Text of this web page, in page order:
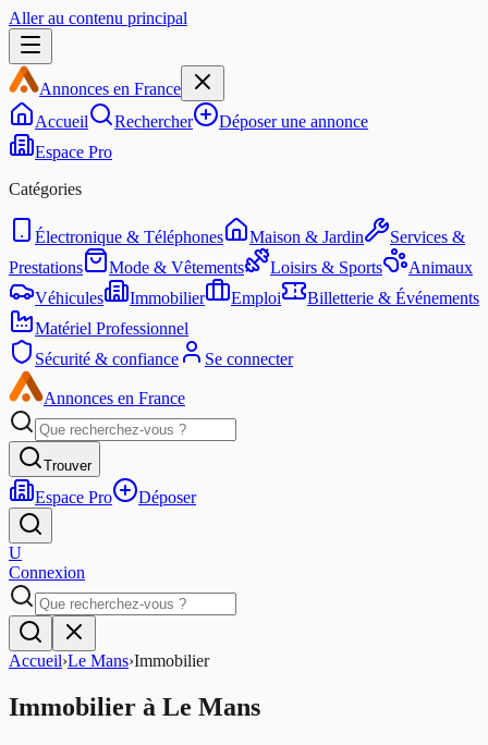
Aller au contenu principal
Annonces en France
Accueil
Rechercher
Déposer une annonce
Espace Pro
Catégories
Électronique & Téléphones Maison & Jardin
Services &
Prestations
Mode & Vêtements Loisirs & Sports
Animaux
Véhicules
Immobilier Emploi
Billetterie & Événements
Matériel Professionnel
Sécurité & confiance
Se connecter
Annonces en France
Trouver
Espace Pro Déposer
U
Connexion
Accueil›Le Mans›Immobilier
Immobilier à Le Mans